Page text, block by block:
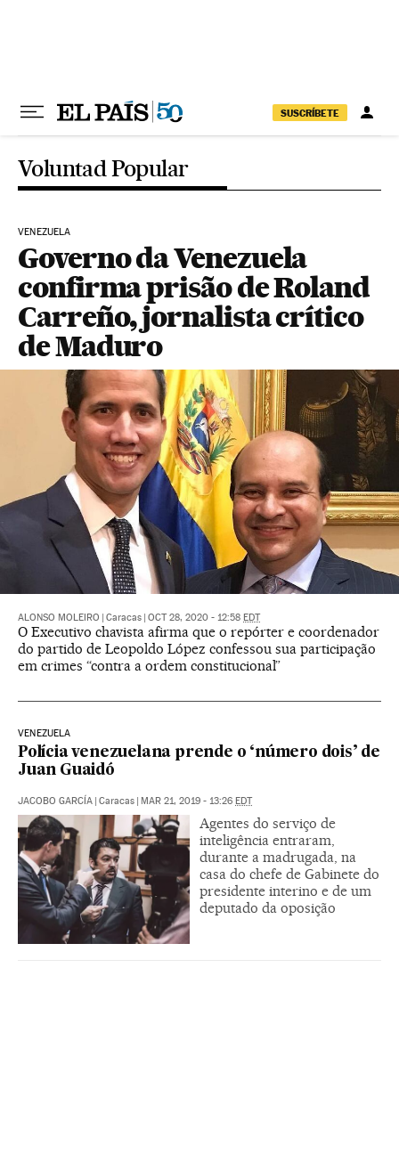
SUSCRÍBETE
Voluntad Popular
VENEZUELA
Governo da Venezuela
confirma prisão de Roland
Carreño, jornalista crítico
de Maduro
ALONSO MOLEIRO Caracas OCT 28, 2020 - 12:58 EDT
O Executivo chavista afirma que o repórter e coordenador
do partido de Leopoldo López confessou sua participação
em crimes “contra a ordem constitucional”
VENEZUELA
Polícia venezuelana prende o ‘número dois’ de
Juan Guaidó
JACOBO GARCÍA Caracas MAR 21, 2019 - 13:26 EDT
Agentes do serviço de
inteligência entraram,
durante a madrugada, na
casa do chefe de Gabinete do
presidente interino e de um
deputado da oposição